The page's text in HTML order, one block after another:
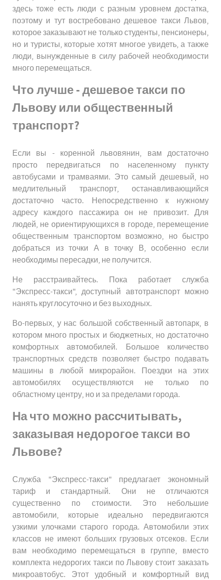
здесь тоже есть люди с разным уровнем достатка,
поэтому и тут востребовано дешевое такси Львов,
которое заказывают не только студенты, пенсионеры,
но и туристы, которые хотят многое увидеть, а также
люди, вынужденные в силу рабочей необходимости
много перемещаться.
Что лучше - дешевое такси по
Львову или общественный
транспорт?
Если вы - коренной львовянин, вам достаточно
просто передвигаться по населенному пункту
автобусами и трамваями. Это самый дешевый, но
медлительный транспорт, останавливающийся
достаточно часто. Непосредственно к нужному
адресу каждого пассажира он не привозит. Для
людей, не ориентирующихся в городе, перемещение
общественным транспортом возможно, но быстро
добраться из точки А в точку В, особенно если
необходимы пересадки, не получится.
Не расстраивайтесь. Пока работает служба
"Экспресс-такси", доступный автотранспорт можно
нанять круглосуточно и без выходных.
Во-первых, у нас большой собственный автопарк, в
котором много простых и бюджетных, но достаточно
комфортных автомобилей. Большое количество
транспортных средств позволяет быстро подавать
машины в любой микрорайон. Поездки на этих
автомобилях осуществляются не только по
областному центру, но и за пределами города.
На что можно рассчитывать,
заказывая недорогое такси во
Львове?
Служба "Экспресс-такси" предлагает экономный
тариф и стандартный. Они не отличаются
существенно по стоимости. Это небольшие
автомобили, которые идеально передвигаются
узкими улочками старого города. Автомобили этих
классов не имеют больших грузовых отсеков. Если
вам необходимо перемещаться в группе, вместо
комплекта недорогих такси по Львову стоит заказать
микроавтобус. Этот удобный и комфортный вид